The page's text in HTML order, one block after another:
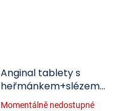
Anginal tablety s
heřmánkem+slézem
tbl.16
Momentálně nedostupné